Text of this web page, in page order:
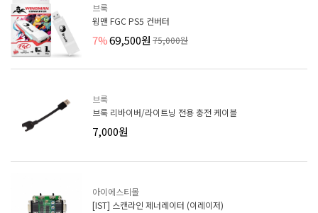
브룩
윙맨 FGC PS5 컨버터
7%69,500원 75,000원
브룩
브룩 리바이버/라이트닝 전용 충전 케이블
7,000원
아이에스티몰
[IST] 스캔라인 제너레이터 (이레이저)